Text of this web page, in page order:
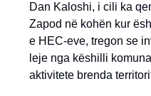
Dan Kaloshi, i cili ka
Zapod në kohën kur
e HEC-eve, tregon se
leje nga këshilli
aktivitete brenda